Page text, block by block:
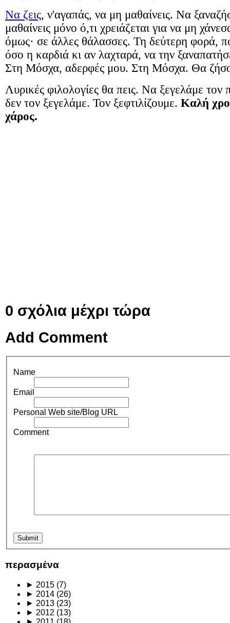
Να ζεις, ν'αγαπάς, να μη μαθαίνεις. Να
μαθαίνεις μόνο ό,τι χρειάζεται για να μη
όμως· σε άλλες θάλασσες. Τη δεύτερη φορά,
όσο η καρδιά κι αν λαχταρά, να την
Στη Μόσχα, αδερφές μου. Στη Μόσχα. Θα
Λυρικές φιλολογίες θα πεις. Να ξεγελάμε τον
δεν τον ξεγελάμε. Τον ξεφτιλίζουμε. Καλή
χάρος.
0 σχόλια μέχρι τώρα
Add Comment
Name
Email
Personal Web site/Blog URL
Comment
περασμένα
► 2015 (7)
► 2014 (26)
► 2013 (23)
► 2012 (13)